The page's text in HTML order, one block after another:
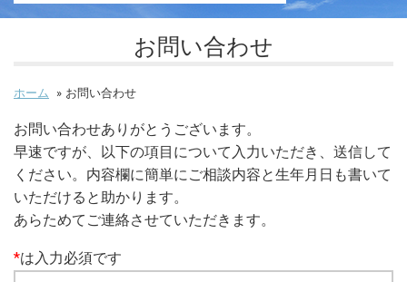
お問い合わせ
ホーム » お問い合わせ
お問い合わせありがとうございます。
早速ですが、以下の項目について入力いただき、送信して
ください。内容欄に簡単にご相談内容と生年月日も書いて
いただけると助かります。
あらためてご連絡させていただきます。
*は入力必須です